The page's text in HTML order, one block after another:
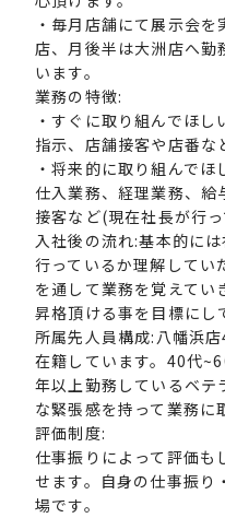
・毎月店舗にて展示会
店、月後半は大洲店へ勤
います。
業務の特徴:
・すぐに取り組んでほ
指示、店舗接客や店番な
・将来的に取り組んでほ
仕入業務、経理業務、給
接客など(現在社長が行
入社後の流れ:基本的に
行っているか理解してい
を通して業務を覚えてい
昇格頂ける事を目標にし
所属先人員構成:八幡浜
在籍しています。40代
年以上勤務しているベテ
な緊張感を持って業務に
評価制度:
仕事振りによって評価も
せます。自身の仕事振
場です。